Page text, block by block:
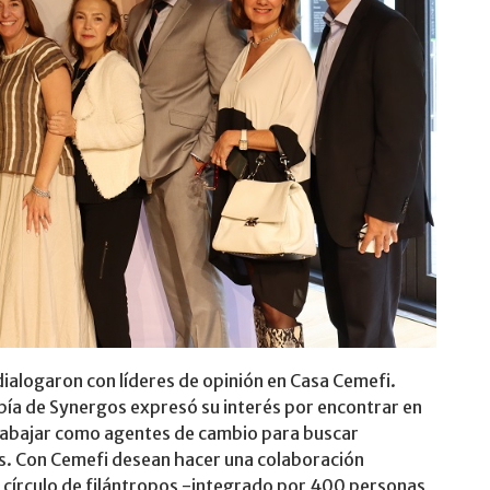
con líderes de opinión en Casa Cemefi.
de Synergos expresó su interés por encontrar en
como agentes de cambio para buscar
Cemefi desean hacer una colaboración
círculo de filántropos -integrado por 400 personas